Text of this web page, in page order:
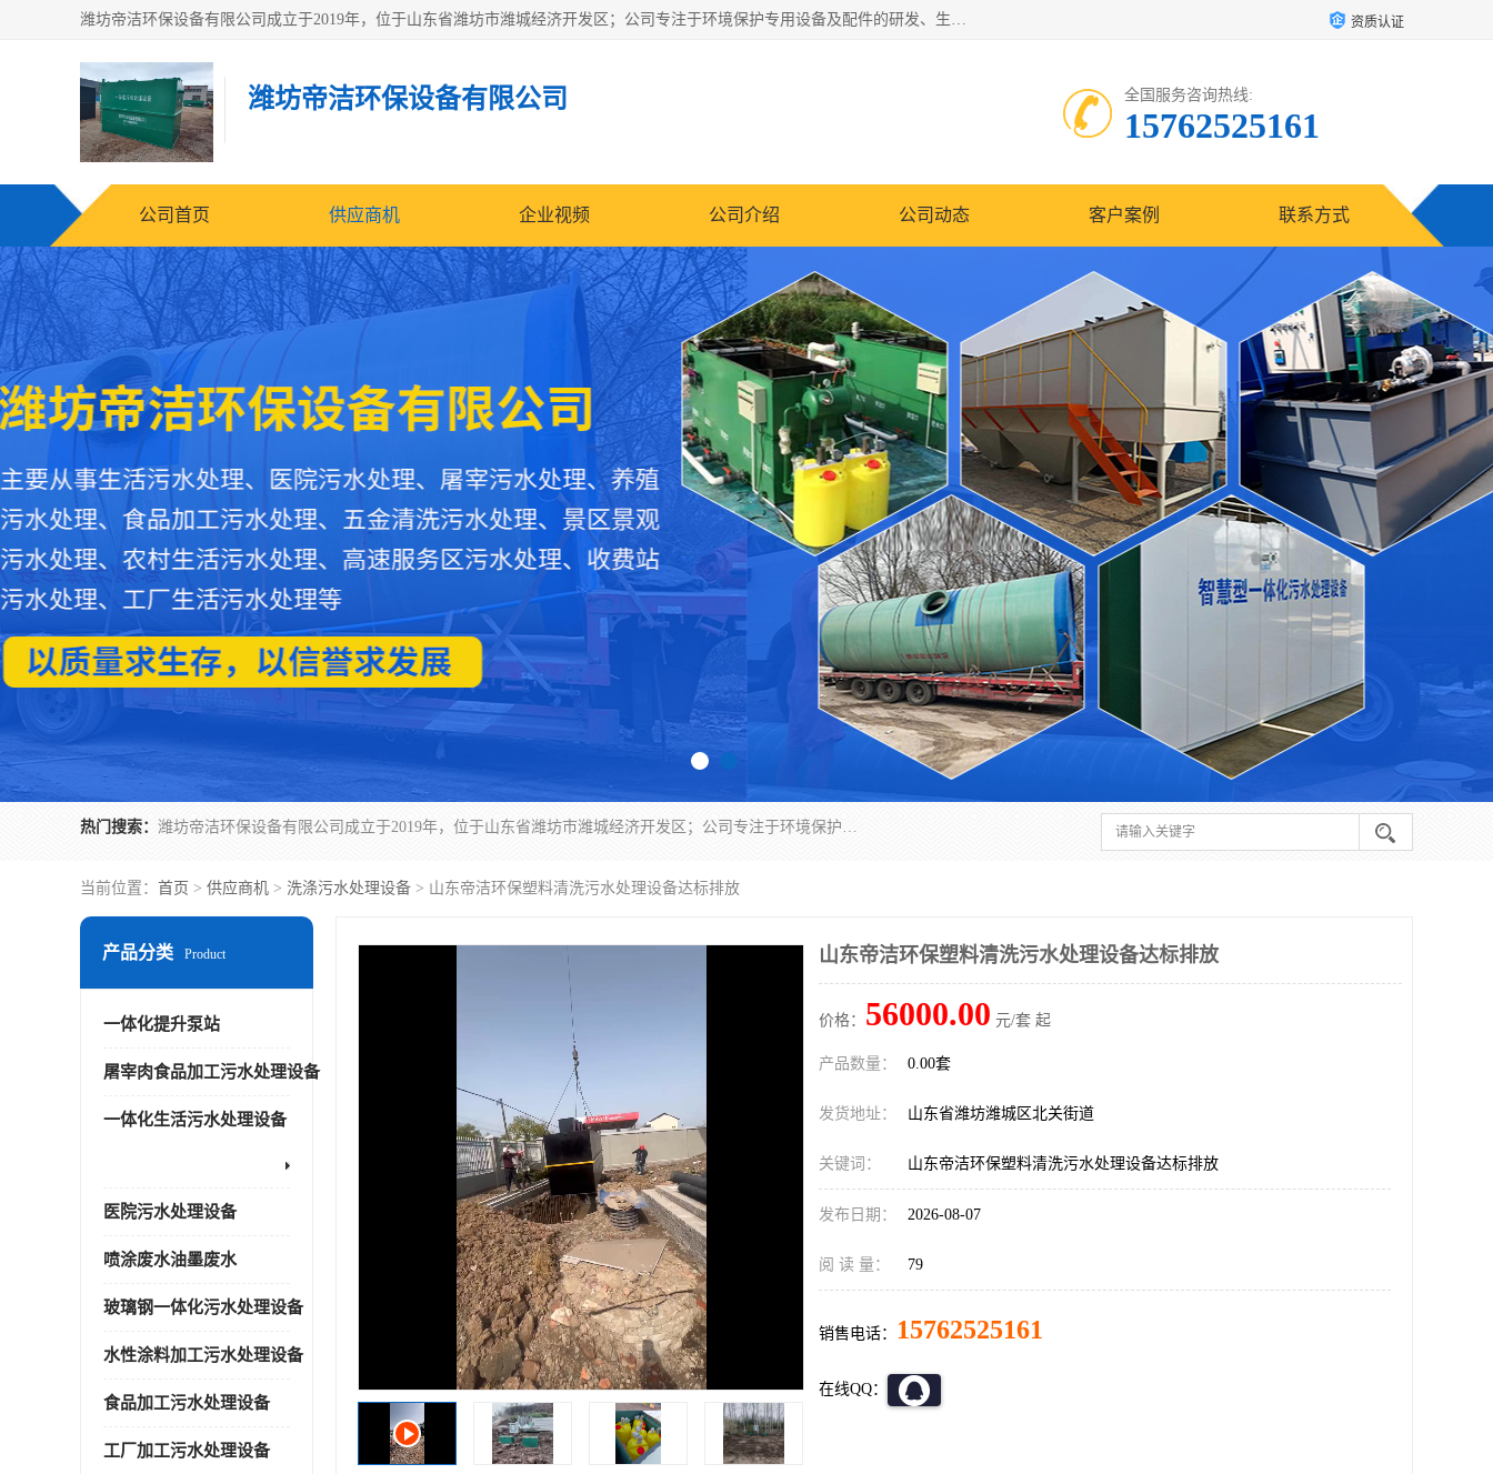
潍坊帝洁环保设备有限公司成立于2019年，位于山东省潍坊市潍城经济开发区；公司专注于环境保护专用设备及配件的研发、生产、安装与销售，同时涉及医用消毒设备、机电设备和仪器仪表的销售。此外，公司提供环保工程施工、环保技术研发与转让、技术服务以及环境工程专项设计服务，致力于为客户提供全面的环保解决方案，助力绿色可持续发展。 资质认证
潍坊帝洁环保设备有限公司 全国服务咨询热线:
15762525161
公司首页 供应商机 企业视频 公司介绍 公司动态 客户案例 联系方式
热门搜索： 潍坊帝洁环保设备有限公司成立于2019年，位于山东省潍坊市潍城经济开发区；公司专注于环境保护专用设备及配件的研发、生产、安装与销售，同时涉及医用消毒设备、机电设备和仪器仪表的销售。此外，公司提供环保工程施工、环保技术研发与转让、技术服务以及环境工程专项设计服务，致力于为客户提供全面的环保解决方案，助力绿色可持续发展。
当前位置： 首页 > 供应商机 > 洗涤污水处理设备 > 山东帝洁环保塑料清洗污水处理设备达标排放
产品分类 Product
一体化提升泵站
屠宰肉食品加工污水处理设备
一体化生活污水处理设备
医院污水处理设备
喷涂废水油墨废水
玻璃钢一体化污水处理设备
水性涂料加工污水处理设备
食品加工污水处理设备
工厂加工污水处理设备
山东帝洁环保塑料清洗污水处理设备达标排放
价格： 56000.00 元/套 起
产品数量： 0.00套
发货地址： 山东省潍坊潍城区北关街道
关键词： 山东帝洁环保塑料清洗污水处理设备达标排放
发布日期： 2026-08-07
阅 读 量： 79
销售电话： 15762525161
在线QQ：